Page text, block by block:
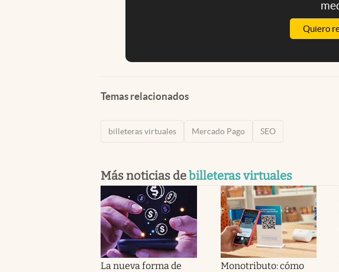
Quiero
Temas relacionados
billeteras virtuales Mercado Pago SEO
Más noticias debilleteras virtuales
La nueva forma de
Monotributo: cómo